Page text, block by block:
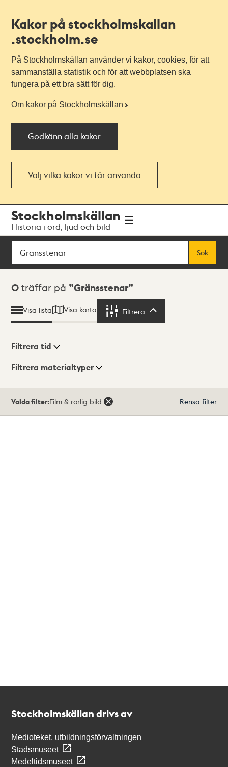
Kakor på stockholmskallan
.stockholm.se
På Stockholmskällan använder vi kakor, cookies, för att
sammanställa statistik och för att webbplatsen ska
fungera på ett bra sätt för dig.
Om kakor på Stockholmskällan
Godkänn alla kakor
Välj vilka kakor vi får använda
navigationen
huvudinnehållet
Stockholmskällan
Historia i ord, ljud och bild
Sök
Sök
Sökresultat
0 träffar på Gränsstenar
Visa lista Visa karta Filtrera
Visningsläge
Filtrera tid
Filtrera materialtyper
träffar
Valda filter:Film & rörlig bild Rensa filter
Stockholmskällan drivs av
Medioteket, utbildningsförvaltningen
Stadsmuseet
Medeltidsmuseet